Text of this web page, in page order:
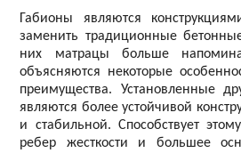
Габионы являются
заменить традиционные
них матрацы больше
объясняются некоторые
преимущества. Установленные
являются более устойчивой
и стабильной. Способствует
ребер жесткости и большее